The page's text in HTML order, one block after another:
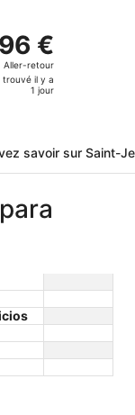
a
1
jour
96 €
Aller-
retour,
trouvé
96 €
Aller-retour
trouvé il y a
1 jour
lun 7 sept. de
savoir sur Saint-